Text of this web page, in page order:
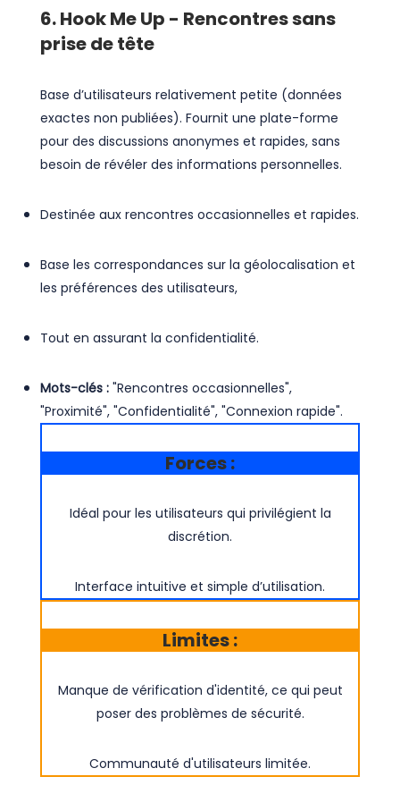
6. Hook Me Up - Rencontres sans
prise de tête
Base d’utilisateurs relativement petite (données
exactes non publiées). Fournit une plate-forme
pour des discussions anonymes et rapides, sans
besoin de révéler des informations personnelles.
Destinée aux rencontres occasionnelles et rapides.
Base les correspondances sur la géolocalisation et
les préférences des utilisateurs,
Tout en assurant la confidentialité.
Mots-clés : "Rencontres occasionnelles",
"Proximité", "Confidentialité", "Connexion rapide".
Forces :
Idéal pour les utilisateurs qui privilégient la
discrétion.
Interface intuitive et simple d’utilisation.
Limites :
Manque de vérification d'identité, ce qui peut
poser des problèmes de sécurité.
Communauté d'utilisateurs limitée.